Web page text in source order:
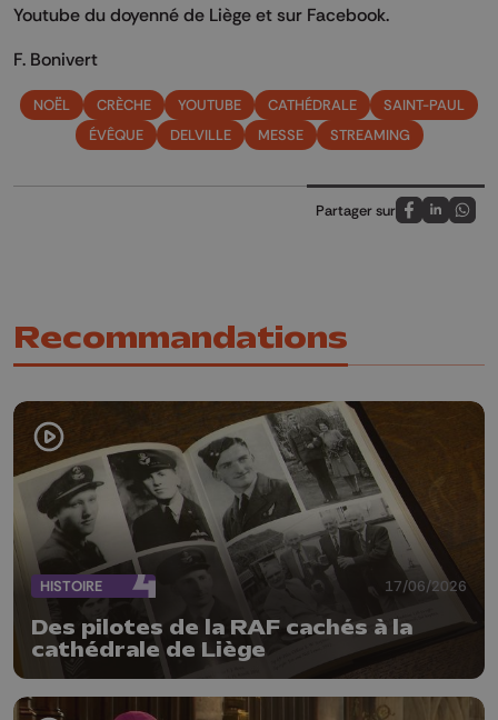
Youtube du doyenné de Liège et sur Facebook.
F. Bonivert
NOËL CRÈCHE YOUTUBE CATHÉDRALE
SAINT-PAUL
ÉVÊQUE
DELVILLE MESSE STREAMING
Partager sur
Partagez sur
Partagez
Recommandations
HISTOIRE 17/06/2026
Des pilotes de la RAF cachés à la
cathédrale de Liège